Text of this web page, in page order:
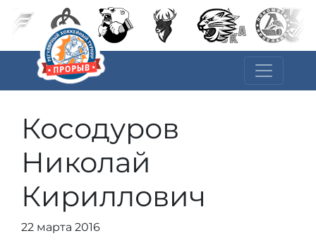
Косодуров
Николай
Кириллович
22 марта 2016